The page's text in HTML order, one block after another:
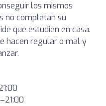
los mismos
no completan su
que estudien en casa.
hacen regular o mal y